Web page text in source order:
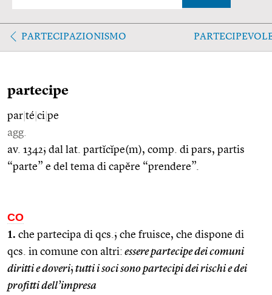
PARTECIPAZIONISMO
partecipe
par té ci pe
agg.
av. 1342; dal lat. partĭcĭpe(m), comp. di pars, partis
“parte” e del tema di capĕre “prendere”.
CO
1. che partecipa di qcs.; che fruisce, che dispone di
qcs. in comune con altri: essere partecipe dei comuni
diritti e doveri; tutti i soci sono partecipi dei rischi e dei
profitti dell’impresa